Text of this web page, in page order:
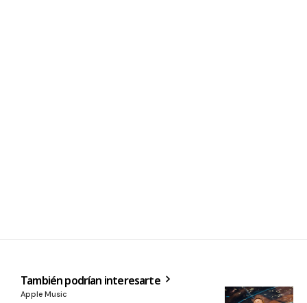
También podrían interesarte
Apple Music